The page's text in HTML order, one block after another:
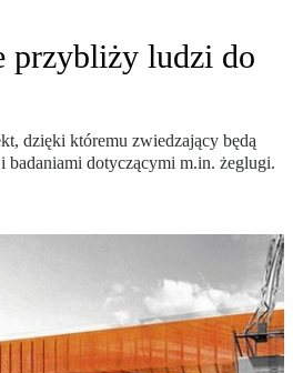
przybliży ludzi do
dzięki któremu zwiedzający będą
badaniami dotyczącymi m.in. żeglugi.